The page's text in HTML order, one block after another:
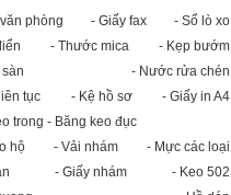
phòng - Giấy fax
- Sổ lò xo
- Thước mica
- Kẹp bướm
- Nước rửa chén
tục
- Kệ hồ sơ
- Giấy in A4
trong - Băng keo đục
hộ
- Vải nhám
- Mực các loại
- Giấy nhám
- Keo 502